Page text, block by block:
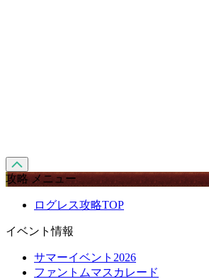
攻略 メニュー
ログレス攻略TOP
イベント情報
サマーイベント2026
ファントムマスカレード